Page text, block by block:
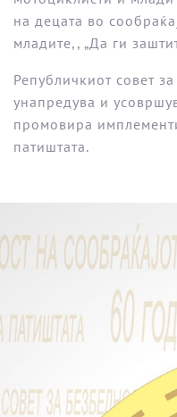
на децата во
младите,, „Да ги
Републичкиот совет
унапредува и
промовира
патиштата.